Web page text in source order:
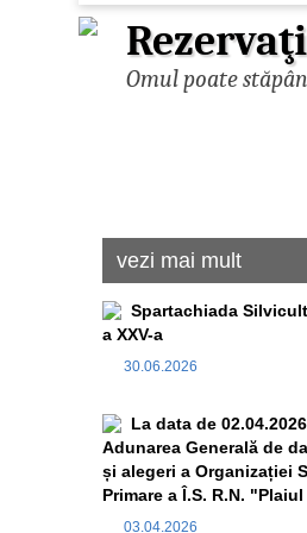
Omul poate
vezi mai mult
Spartachiada
a XXV-a
30.06.2026
La data de
Adunarea Generală de
și alegeri a Organizației
Primare a Î.S. R.N.
03.04.2026